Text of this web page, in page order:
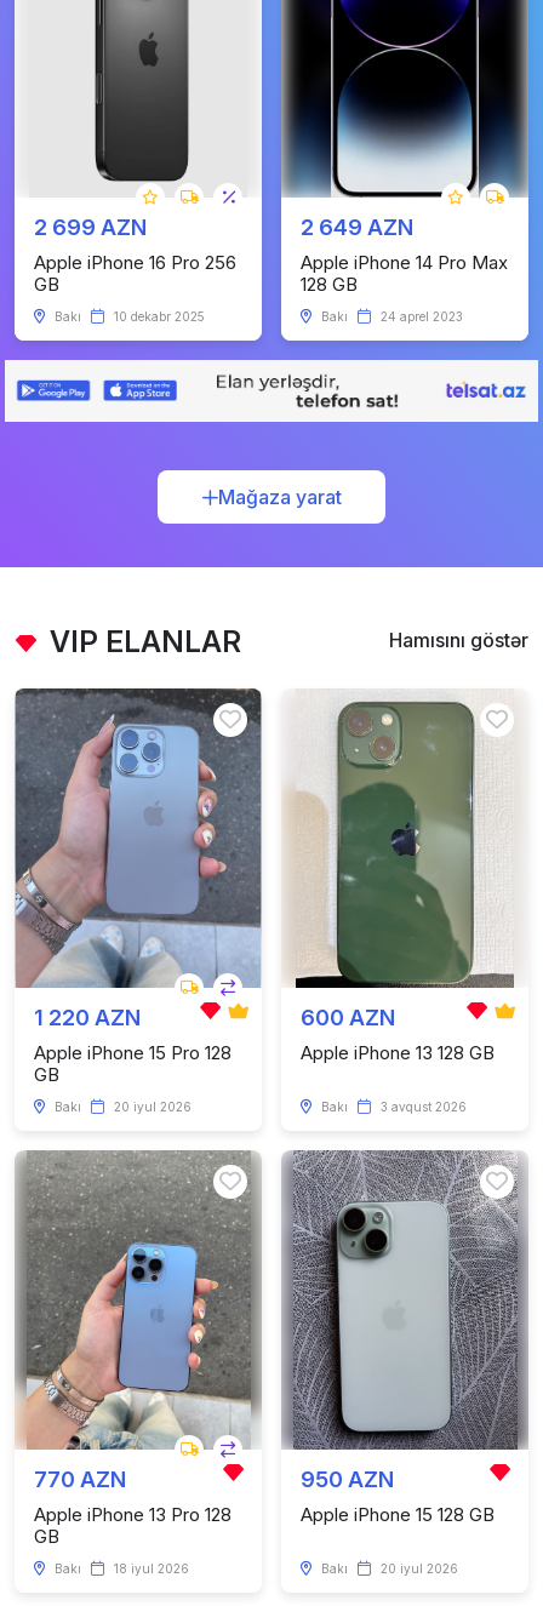
2 699 AZN
Apple iPhone 16 Pro 256
GB
Bakı 10 dekabr 2025
2 649 AZN
Apple iPhone 14 Pro Max
128 GB
Bakı 24 aprel 2023
Mağaza yarat
VIP ELANLAR Hamısını göstər
1 220 AZN
Apple iPhone 15 Pro 128
GB
Bakı 20 iyul 2026
600 AZN
Apple iPhone 13 128 GB
Bakı 3 avqust 2026
770 AZN
Apple iPhone 13 Pro 128
GB
Bakı 18 iyul 2026
950 AZN
Apple iPhone 15 128 GB
Bakı 20 iyul 2026